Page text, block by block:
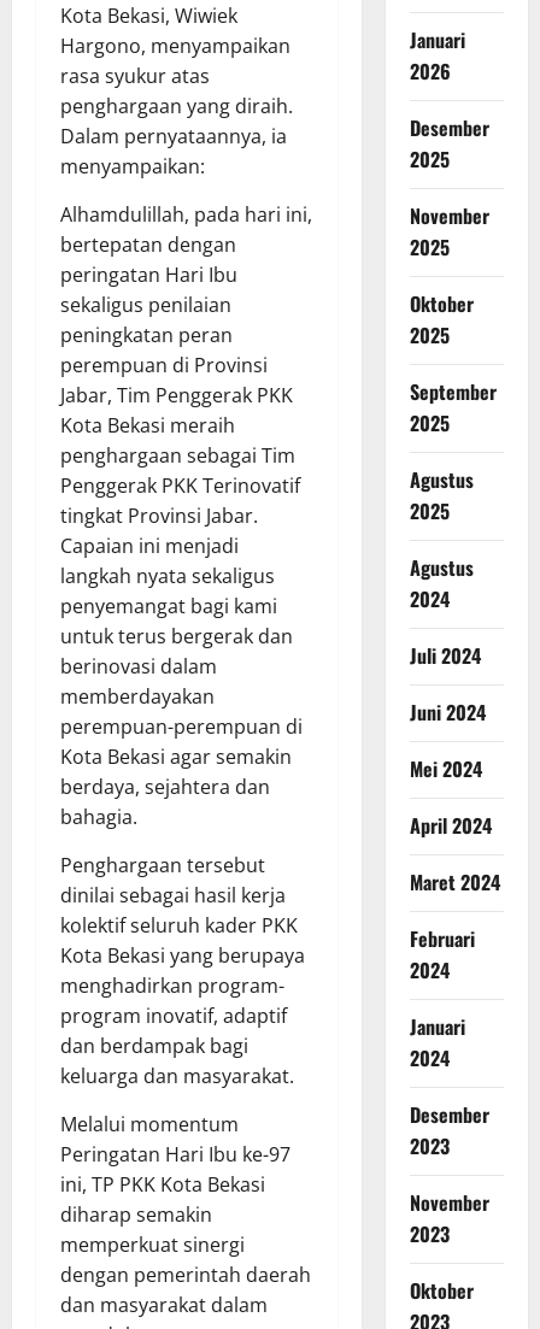
Kota Bekasi, Wiwiek
Hargono, menyampaikan
rasa syukur atas
penghargaan yang diraih.
Dalam pernyataannya, ia
menyampaikan:
Alhamdulillah, pada hari ini,
bertepatan dengan
peringatan Hari Ibu
sekaligus penilaian
peningkatan peran
perempuan di Provinsi
Jabar, Tim Penggerak PKK
Kota Bekasi meraih
penghargaan sebagai Tim
Penggerak PKK Terinovatif
tingkat Provinsi Jabar.
Capaian ini menjadi
langkah nyata sekaligus
penyemangat bagi kami
untuk terus bergerak dan
berinovasi dalam
memberdayakan
perempuan-perempuan di
Kota Bekasi agar semakin
berdaya, sejahtera dan
bahagia.
Penghargaan tersebut
dinilai sebagai hasil kerja
kolektif seluruh kader PKK
Kota Bekasi yang berupaya
menghadirkan program-
program inovatif, adaptif
dan berdampak bagi
keluarga dan masyarakat.
Melalui momentum
Peringatan Hari Ibu ke-97
ini, TP PKK Kota Bekasi
diharap semakin
memperkuat sinergi
dengan pemerintah daerah
dan masyarakat dalam
Januari
2026
Desember
2025
November
2025
Oktober
2025
September
2025
Agustus
2025
Agustus
2024
Juli 2024
Juni 2024
Mei 2024
April 2024
Maret 2024
Februari
2024
Januari
2024
Desember
2023
November
2023
Oktober
2023